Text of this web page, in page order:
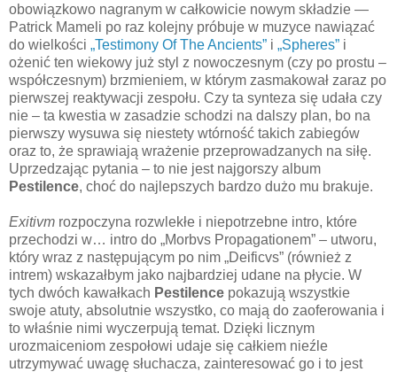
obowiązkowo nagranym w całkowicie nowym składzie —
Patrick Mameli po raz kolejny próbuje w muzyce nawiązać
do wielkości „Testimony Of The Ancients” i „Spheres” i
ożenić ten wiekowy już styl z nowoczesnym (czy po prostu –
współczesnym) brzmieniem, w którym zasmakował zaraz po
pierwszej reaktywacji zespołu. Czy ta synteza się udała czy
nie – ta kwestia w zasadzie schodzi na dalszy plan, bo na
pierwszy wysuwa się niestety wtórność takich zabiegów
oraz to, że sprawiają wrażenie przeprowadzanych na siłę.
Uprzedzając pytania – to nie jest najgorszy album
Pestilence, choć do najlepszych bardzo dużo mu brakuje.
Exitivm rozpoczyna rozwlekłe i niepotrzebne intro, które
przechodzi w… intro do „Morbvs Propagationem” – utworu,
który wraz z następującym po nim „Deificvs” (również z
intrem) wskazałbym jako najbardziej udane na płycie. W
tych dwóch kawałkach Pestilence pokazują wszystkie
swoje atuty, absolutnie wszystko, co mają do zaoferowania i
to właśnie nimi wyczerpują temat. Dzięki licznym
urozmaiceniom zespołowi udaje się całkiem nieźle
utrzymywać uwagę słuchacza, zainteresować go i to jest